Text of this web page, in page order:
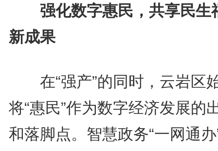
强化数字惠民，共享民生
新成果
在“强产”的同时，云岩区
将“惠民”作为数字经济发展的
和落脚点。智慧政务“一网通